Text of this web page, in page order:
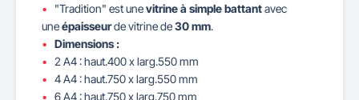
"Tradition" est unevitrine à simple battantavec
uneépaisseurde vitrine de30 mm.
Dimensions :
2 A4 : haut.400 x larg.550 mm
4 A4 : haut.750 x larg.550 mm
6 A4 : haut.750 x larg.750 mm